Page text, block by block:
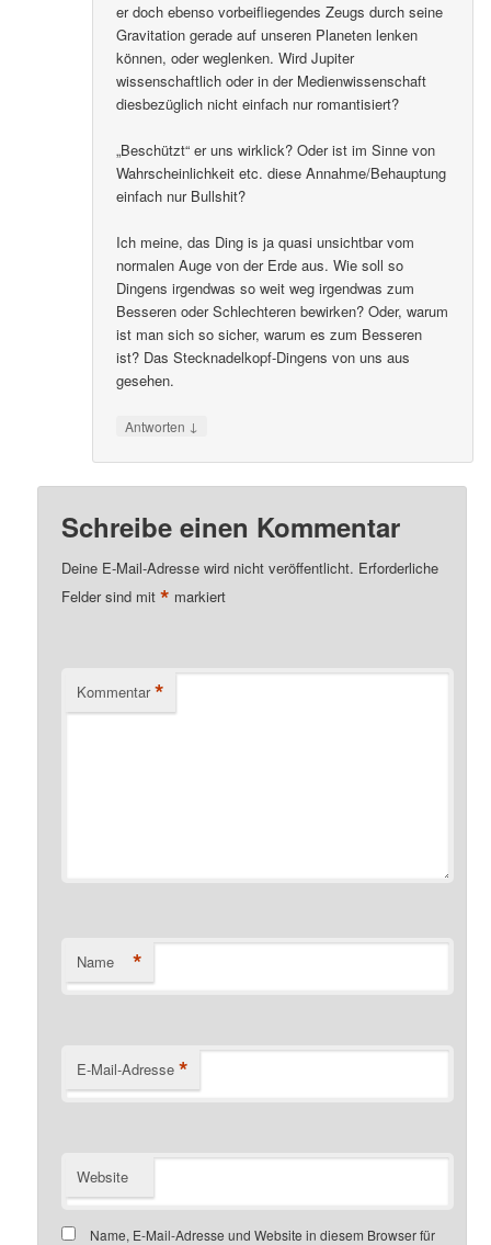
er doch ebenso vorbeifliegendes Zeugs durch seine
Gravitation gerade auf unseren Planeten lenken
können, oder weglenken. Wird Jupiter
wissenschaftlich oder in der Medienwissenschaft
diesbezüglich nicht einfach nur romantisiert?
„Beschützt“ er uns wirklick? Oder ist im Sinne von
Wahrscheinlichkeit etc. diese Annahme/Behauptung
einfach nur Bullshit?
Ich meine, das Ding is ja quasi unsichtbar vom
normalen Auge von der Erde aus. Wie soll so
Dingens irgendwas so weit weg irgendwas zum
Besseren oder Schlechteren bewirken? Oder, warum
ist man sich so sicher, warum es zum Besseren
ist? Das Stecknadelkopf-Dingens von uns aus
gesehen.
Antworten ↓
Schreibe einen Kommentar
Deine E-Mail-Adresse wird nicht veröffentlicht. Erforderliche
Felder sind mit* markiert
Kommentar *
Name *
E-Mail-Adresse *
Website
Name, E-Mail-Adresse und Website in diesem Browser für